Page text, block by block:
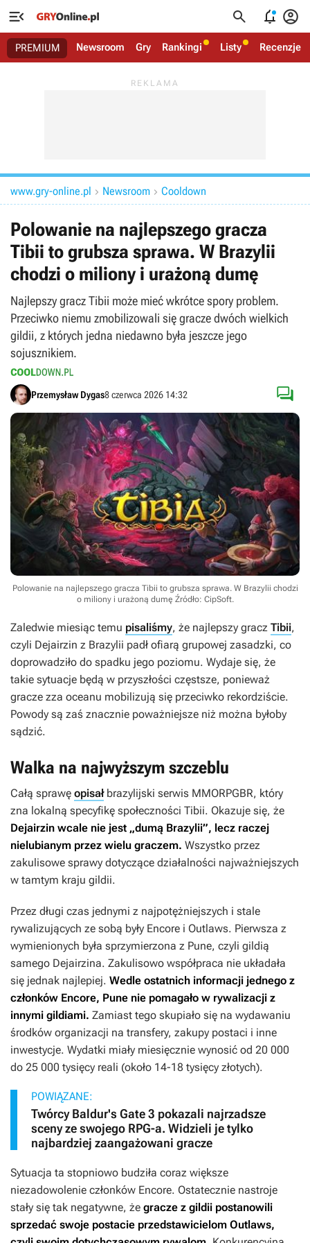
   
PREMIUM Newsroom Gry Rankingi Listy Recenzje
www.gry-online.pl  Newsroom  Cooldown
Polowanie na najlepszego gracza
Tibii to grubsza sprawa. W Brazylii
chodzi o miliony i urażoną dumę
Najlepszy gracz Tibii może mieć wkrótce spory problem.
Przeciwko niemu zmobilizowali się gracze dwóch wielkich
gildii, z których jedna niedawno była jeszcze jego
sojusznikiem.
Przemysław Dygas8 czerwca 2026 14:32 
Polowanie na najlepszego gracza Tibii to grubsza sprawa. W Brazylii chodzi
o miliony i urażoną dumę Źródło: CipSoft.
Zaledwie miesiąc temu pisaliśmy, że najlepszy gracz Tibii,
czyli Dejairzin z Brazylii padł ofiarą grupowej zasadzki, co
doprowadziło do spadku jego poziomu. Wydaje się, że
takie sytuacje będą w przyszłości częstsze, ponieważ
gracze zza oceanu mobilizują się przeciwko rekordziście.
Powody są zaś znacznie poważniejsze niż można byłoby
sądzić.
Walka na najwyższym szczeblu
Całą sprawę opisałbrazylijski serwis MMORPGBR, który
zna lokalną specyfikę społeczności Tibii. Okazuje się, że
Dejairzin wcale nie jest „dumą Brazylii”, lecz raczej
nielubianym przez wielu graczem. Wszystko przez
zakulisowe sprawy dotyczące działalności najważniejszych
w tamtym kraju gildii.
Przez długi czas jednymi z najpotężniejszych i stale
rywalizujących ze sobą były Encore i Outlaws. Pierwsza z
wymienionych była sprzymierzona z Pune, czyli gildią
samego Dejairzina. Zakulisowo współpraca nie układała
się jednak najlepiej. Wedle ostatnich informacji jednego z
członków Encore, Pune nie pomagało w rywalizacji z
innymi gildiami. Zamiast tego skupiało się na wydawaniu
środków organizacji na transfery, zakupy postaci i inne
inwestycje. Wydatki miały miesięcznie wynosić od 20 000
do 25 000 tysięcy reali (około 14-18 tysięcy złotych).
POWIĄZANE:
Twórcy Baldur's Gate 3 pokazali najrzadsze
sceny ze swojego RPG-a. Widzieli je tylko
najbardziej zaangażowani gracze
Sytuacja ta stopniowo budziła coraz większe
niezadowolenie członków Encore. Ostatecznie nastroje
stały się tak negatywne, że gracze z gildii postanowili
sprzedać swoje postacie przedstawicielom Outlaws,